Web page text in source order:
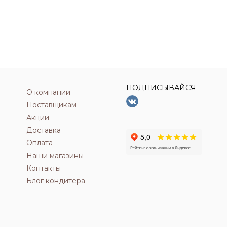
О компании
Поставщикам
Акции
Доставка
Оплата
Наши магазины
Контакты
Блог кондитера
ПОДПИСЫВАЙСЯ